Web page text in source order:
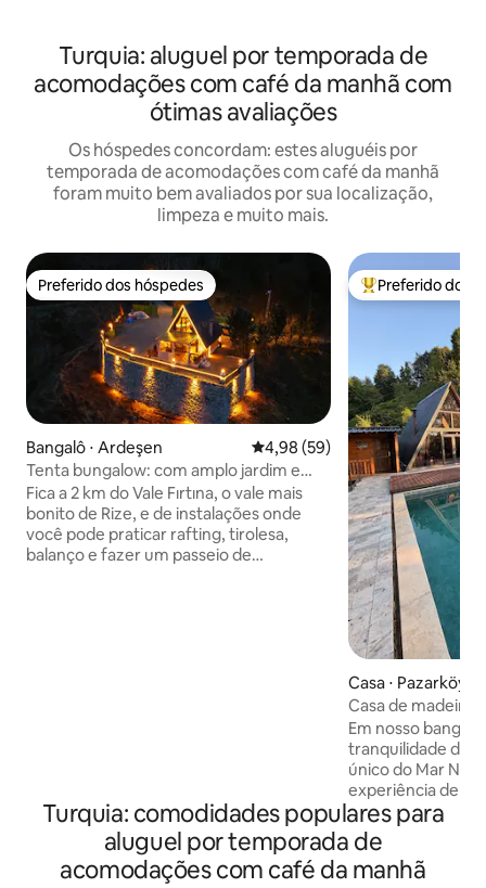
Turquia: aluguel por temporada de
acomodações com café da manhã com
ótimas avaliações
Os hóspedes concordam: estes aluguéis por
temporada de acomodações com café da manhã
foram muito bem avaliados por sua localização,
limpeza e muito mais.
Preferido dos hóspedes
Preferido dos hóspedes
Bangalô ⋅ Ardeşen 4,98 de uma avaliação média
4,98 (59)
Tenta bungalow: com amplo jardim e
vista panorâmica
Fica a 2 km do Vale Fırtına, o vale mais
bonito de Rize, e de instalações onde
você pode praticar rafting, tirolesa,
balanço e fazer um passeio de
acolhedora.
Entre os
Preferido dos
Casa ⋅ Pazarköy
Casa de madeira
Em nosso
tranquilidade da
único do Mar
experiência de
exclusiva para
da vida na
atmosfera
privativa para
Turquia: comodidades populares para
aluguel por temporada de
acomodações com café da manhã